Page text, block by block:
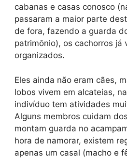
cabanas e casas conosco
passaram a maior parte
de fora, fazendo a guarda
patrimônio), os cachorros já
organizados.
Eles ainda não eram cães,
lobos vivem em alcateias,
indivíduo tem atividades
Alguns membros cuidam
montam guarda no
hora de namorar, existem
apenas um casal (macho e